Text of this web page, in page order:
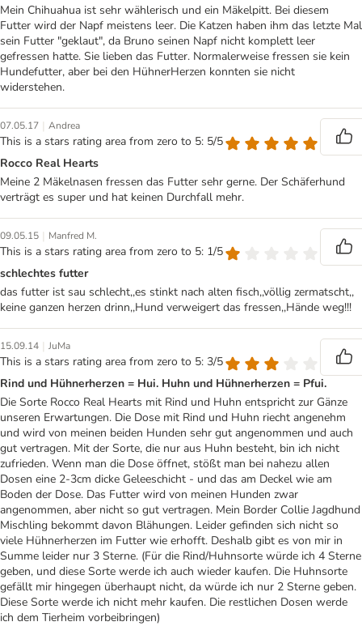
Mein Chihuahua ist sehr wählerisch und ein Mäkelpitt. Bei diesem
Futter wird der Napf meistens leer. Die Katzen haben ihm das letzte Mal
sein Futter "geklaut", da Bruno seinen Napf nicht komplett leer
gefressen hatte. Sie lieben das Futter. Normalerweise fressen sie kein
Hundefutter, aber bei den HühnerHerzen konnten sie nicht
widerstehen.
07.05.17 | Andrea
This is a stars rating area from zero to 5: 5/5
Rocco Real Hearts
Meine 2 Mäkelnasen fressen das Futter sehr gerne. Der Schäferhund
verträgt es super und hat keinen Durchfall mehr.
09.05.15 | Manfred M.
This is a stars rating area from zero to 5: 1/5
schlechtes futter
das futter ist sau schlecht,,es stinkt nach alten fisch,,völlig zermatscht,,
keine ganzen herzen drinn,,Hund verweigert das fressen,,Hände weg!!!
15.09.14 | JuMa
This is a stars rating area from zero to 5: 3/5
Rind und Hühnerherzen = Hui. Huhn und Hühnerherzen = Pfui.
Die Sorte Rocco Real Hearts mit Rind und Huhn entspricht zur Gänze
unseren Erwartungen. Die Dose mit Rind und Huhn riecht angenehm
und wird von meinen beiden Hunden sehr gut angenommen und auch
gut vertragen. Mit der Sorte, die nur aus Huhn besteht, bin ich nicht
zufrieden. Wenn man die Dose öffnet, stößt man bei nahezu allen
Dosen eine 2-3cm dicke Geleeschicht - und das am Deckel wie am
Boden der Dose. Das Futter wird von meinen Hunden zwar
angenommen, aber nicht so gut vertragen. Mein Border Collie Jagdhund
Mischling bekommt davon Blähungen. Leider gefinden sich nicht so
viele Hühnerherzen im Futter wie erhofft. Deshalb gibt es von mir in
Summe leider nur 3 Sterne. (Für die Rind/Huhnsorte würde ich 4 Sterne
geben, und diese Sorte werde ich auch wieder kaufen. Die Huhnsorte
gefällt mir hingegen überhaupt nicht, da würde ich nur 2 Sterne geben.
Diese Sorte werde ich nicht mehr kaufen. Die restlichen Dosen werde
ich dem Tierheim vorbeibringen)